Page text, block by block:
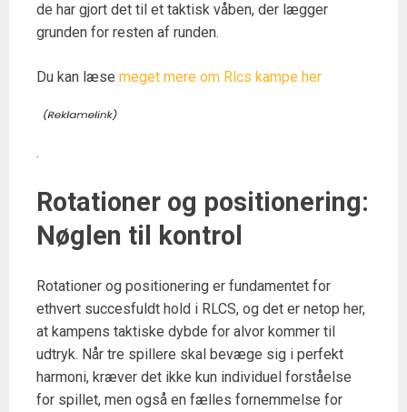
de har gjort det til et taktisk våben, der lægger
grunden for resten af runden.
Du kan læse meget mere om Rlcs kampe her
.
Rotationer og positionering:
Nøglen til kontrol
Rotationer og positionering er fundamentet for
ethvert succesfuldt hold i RLCS, og det er netop her,
at kampens taktiske dybde for alvor kommer til
udtryk. Når tre spillere skal bevæge sig i perfekt
harmoni, kræver det ikke kun individuel forståelse
for spillet, men også en fælles fornemmelse for